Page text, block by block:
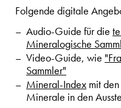
Folgende digitale
Audio-Guide für die
Mineralogische
Video-Guide, wie
Sammler"
Mineral-Index mit
Minerale in den